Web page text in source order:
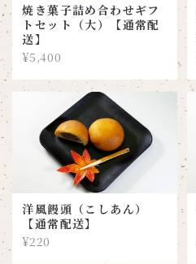
焼き菓子詰め合わせギフ
トセット（大）【通常配
送】
¥5,400
洋風饅頭（こしあん）
【通常配送】
¥220